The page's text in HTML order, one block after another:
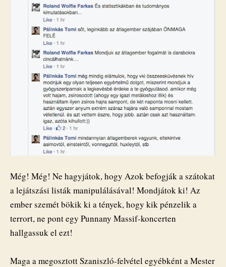
Még! Még! Ne hagyjátok, hogy Azok befogják a szátokat
a lejátszási listák manipulálásával! Mondjátok ki! Az
ember szemét bökik ki a tények, hogy kik pénzelik a
terrort, ne pont egy Punnany Massif-koncerten
hallgassuk el ezt!
Maga a megosztott Szaniszló-felvétel egyébként a Mester